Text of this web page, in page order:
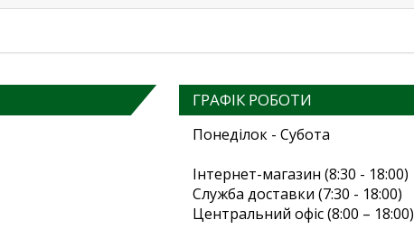
ГРАФІК РОБОТИ
Понеділок - Субота
Інтернет-магазин (8:30 - 18:00)
Служба доставки (7:30 - 18:00)
Центральний офіс (8:00 – 18:00)